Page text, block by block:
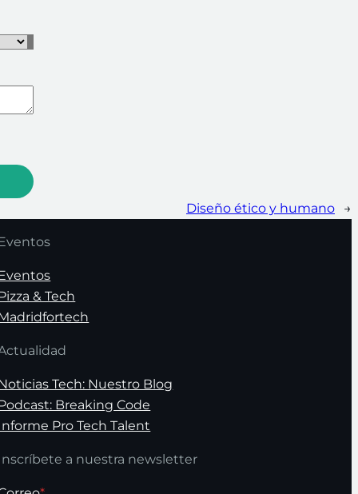
Diseño ético y humano →
Eventos
& Tech
Tech: Nuestro Blog
Breaking Code
Pro Tech Talent
Inscríbete a nuestra newsletter